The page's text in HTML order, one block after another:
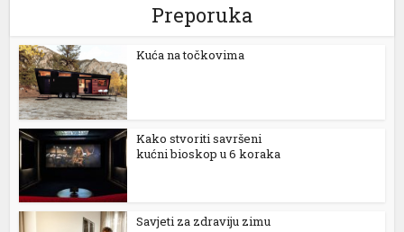
Preporuka
Kuća na točkovima
Kako stvoriti savršeni
kućni bioskop u 6 koraka
Savjeti za zdraviju zimu